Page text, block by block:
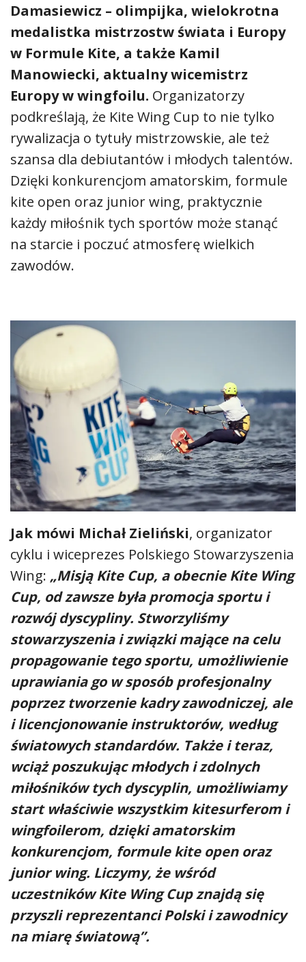
Damasiewicz – olimpijka, wielokrotna
medalistka mistrzostw świata i Europy
w Formule Kite, a także Kamil
Manowiecki, aktualny wicemistrz
Europy w wingfoilu. Organizatorzy
podkreślają, że Kite Wing Cup to nie tylko
rywalizacja o tytuły mistrzowskie, ale też
szansa dla debiutantów i młodych talentów.
Dzięki konkurencjom amatorskim, formule
kite open oraz junior wing, praktycznie
każdy miłośnik tych sportów może stanąć
na starcie i poczuć atmosferę wielkich
zawodów.
Jak mówi Michał Zieliński, organizator
cyklu i wiceprezes Polskiego Stowarzyszenia
Wing: „Misją Kite Cup, a obecnie Kite Wing
Cup, od zawsze była promocja sportu i
rozwój dyscypliny. Stworzyliśmy
stowarzyszenia i związki mające na celu
propagowanie tego sportu, umożliwienie
uprawiania go w sposób profesjonalny
poprzez tworzenie kadry zawodniczej, ale
i licencjonowanie instruktorów, według
światowych standardów. Także i teraz,
wciąż poszukując młodych i zdolnych
miłośników tych dyscyplin, umożliwiamy
start właściwie wszystkim kitesurferom i
wingfoilerom, dzięki amatorskim
konkurencjom, formule kite open oraz
junior wing. Liczymy, że wśród
uczestników Kite Wing Cup znajdą się
przyszli reprezentanci Polski i zawodnicy
na miarę światową”.